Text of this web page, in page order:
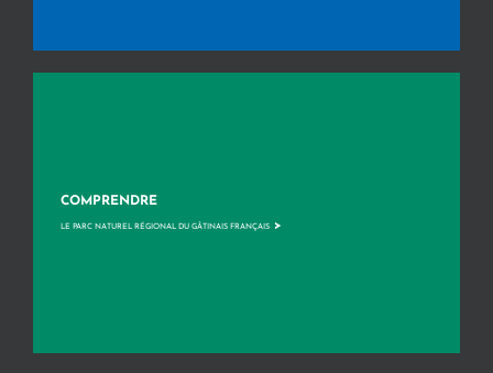
COMPRENDRE
LE PARC NATUREL RÉGIONAL DU GÂTINAIS FRANÇAIS >